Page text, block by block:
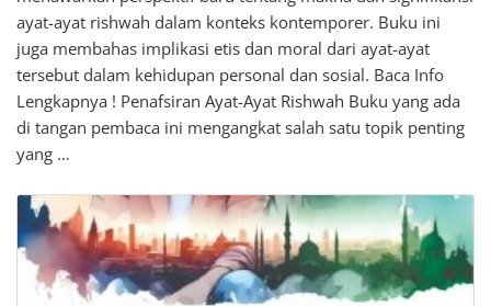
ayat-ayat rishwah dalam konteks kontemporer. Buku ini
juga membahas implikasi etis dan moral dari ayat-ayat
tersebut dalam kehidupan personal dan sosial. Baca Info
Lengkapnya ! Penafsiran Ayat-Ayat Rishwah Buku yang ada
di tangan pembaca ini mengangkat salah satu topik penting
yang …